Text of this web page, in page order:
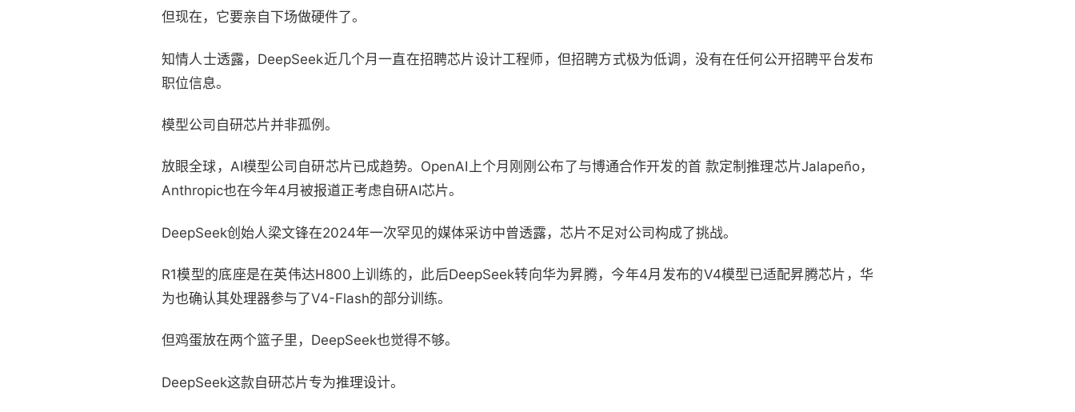
但现在，它要亲自下场做硬件了。
知情人士透露，DeepSeek近几个月一直在招聘芯片设计工程师，但招聘方式极为低调，没有在任何公开招聘平台发布
职位信息。
模型公司自研芯片并非孤例。
放眼全球，AI模型公司自研芯片已成趋势。OpenAI上个月刚刚公布了与博通合作开发的首 款定制推理芯片Jalapeño，
Anthropic也在今年4月被报道正考虑自研AI芯片。
DeepSeek创始人梁文锋在2024年一次罕见的媒体采访中曾透露，芯片不足对公司构成了挑战。
R1模型的底座是在英伟达H800上训练的，此后DeepSeek转向华为昇腾，今年4月发布的V4模型已适配昇腾芯片，华
为也确认其处理器参与了V4-Flash的部分训练。
但鸡蛋放在两个篮子里，DeepSeek也觉得不够。
DeepSeek这款自研芯片专为推理设计。